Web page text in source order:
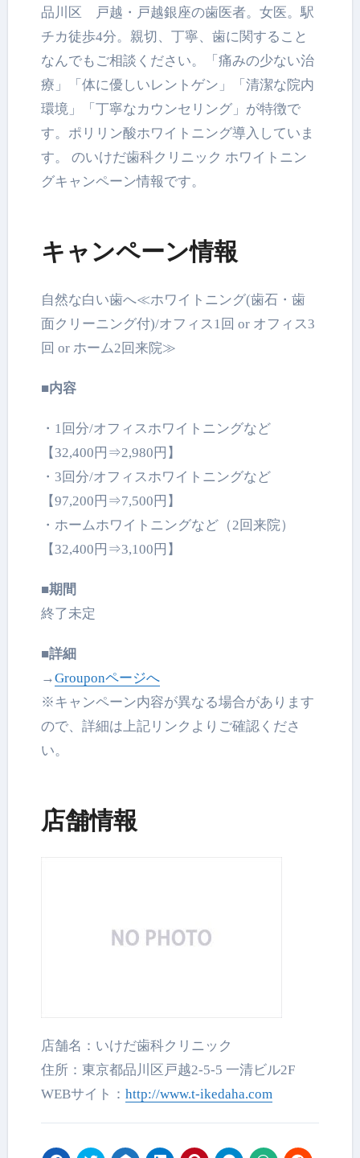
品川区 戸越・戸越銀座の歯医者。女医。駅
チカ徒歩4分。親切、丁寧、歯に関すること
なんでもご相談ください。「痛みの少ない治
療」「体に優しいレントゲン」「清潔な院内
環境」「丁寧なカウンセリング」が特徴で
す。 ポリリン酸ホワイトニング導入していま
す。 のいけだ歯科クリニック ホワイトニン
グキャンペーン情報です。
キャンペーン情報
自然な白い歯へ≪ホワイトニング(歯石・歯
面クリーニング付)/オフィス1回 or オフィス3
回 or ホーム2回来院≫
■内容
・1回分/オフィスホワイトニングなど
【32,400円⇒2,980円】
・3回分/オフィスホワイトニングなど
【97,200円⇒7,500円】
・ホームホワイトニングなど（2回来院）
【32,400円⇒3,100円】
■期間
終了未定
■詳細
→Grouponページへ
※キャンペーン内容が異なる場合があります
ので、詳細は上記リンクよりご確認くださ
い。
店舗情報
店舗名：いけだ歯科クリニック
住所：東京都品川区戸越2-5-5 一清ビル2F
WEBサイト：http://www.t-ikedaha.com